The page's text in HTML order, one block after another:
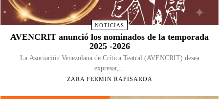
NOTICIAS
AVENCRIT anunció los nominados de la temporada
2025 -2026
La Asociación Venezolana de Crítica Teatral (AVENCRIT) desea
expresar,...
ZARA FERMIN RAPISARDA